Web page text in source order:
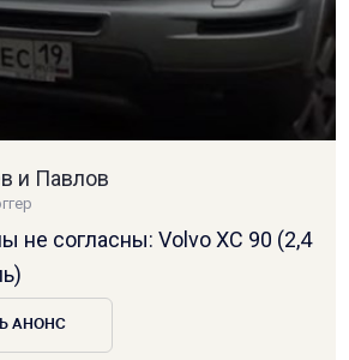
и Павлов
не согласны: Volvo XC 90 (2,4
АНОНС